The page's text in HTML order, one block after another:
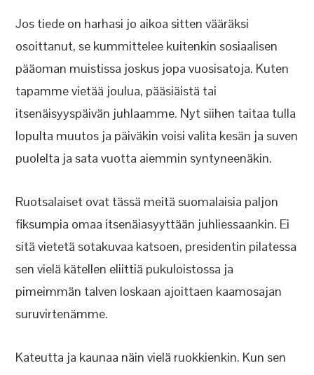
Jos tiede on harhasi jo aikoa sitten vääräksi
osoittanut, se kummittelee kuitenkin sosiaalisen
pääoman muistissa joskus jopa vuosisatoja. Kuten
tapamme vietää joulua, pääsiäistä tai
itsenäisyyspäivän juhlaamme. Nyt siihen taitaa tulla
lopulta muutos ja päiväkin voisi valita kesän ja suven
puolelta ja sata vuotta aiemmin syntyneenäkin.
Ruotsalaiset ovat tässä meitä suomalaisia paljon
fiksumpia omaa itsenäiasyyttään juhliessaankin. Ei
sitä vietetä sotakuvaa katsoen, presidentin pilatessa
sen vielä kätellen eliittiä pukuloistossa ja
pimeimmän talven loskaan ajoittaen kaamosajan
suruvirtenämme.
Kateutta ja kaunaa näin vielä ruokkienkin. Kun sen